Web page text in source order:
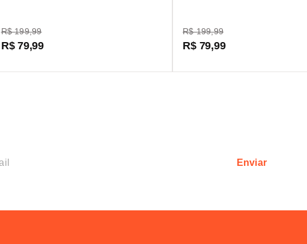
R$ 199,99
R$ 79,99
R$ 199,99
R$ 79,99
Enviar